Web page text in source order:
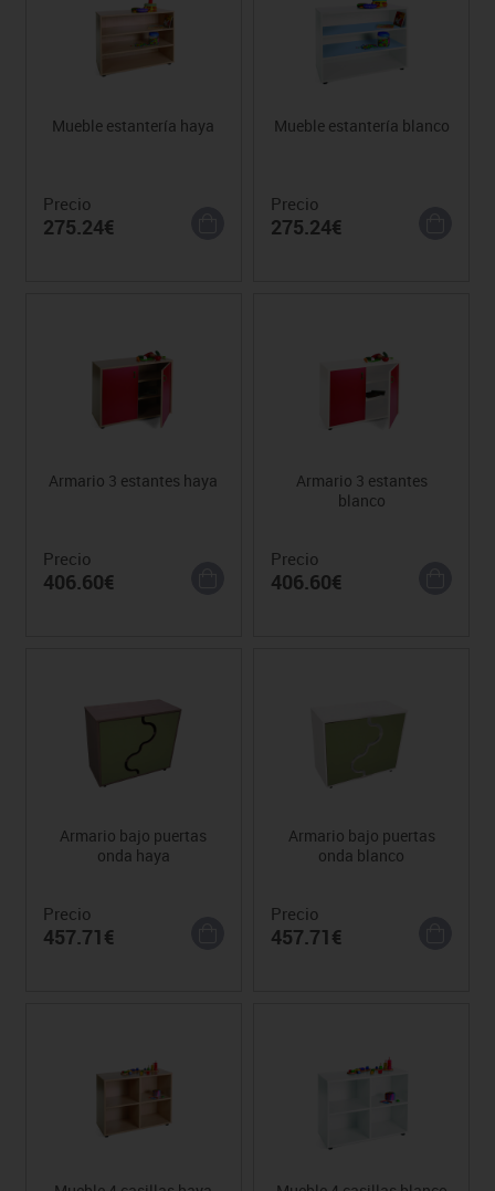
Mueble estantería haya
Precio
275.24€
Mueble estantería blanco
Precio
275.24€
Armario 3 estantes haya
Precio
406.60€
Armario 3 estantes
blanco
Precio
406.60€
Armario bajo puertas
onda haya
Precio
457.71€
Armario bajo puertas
onda blanco
Precio
457.71€